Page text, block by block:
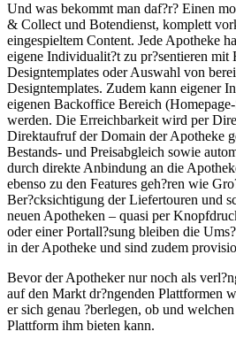
Und was bekommt man daf?r? Einen
& Collect und Botendienst, komplett
eingespieltem Content. Jede Apotheke
eigene Individualit?t zu pr?sentieren
Designtemplates oder Auswahl von
Designtemplates. Zudem kann eigener
eigenen Backoffice Bereich
werden. Die Erreichbarkeit wird per
Direktaufruf der Domain der Apotheke
Bestands- und Preisabgleich sowie
durch direkte Anbindung an die
ebenso zu den Features geh?ren wie
Ber?cksichtigung der Liefertouren und
neuen Apotheken – quasi per
oder einer Portall?sung bleiben die
in der Apotheke und sind zudem
Bevor der Apotheker nur noch als
auf den Markt dr?ngenden Plattformen
er sich genau ?berlegen, ob und
Plattform ihm bieten kann.